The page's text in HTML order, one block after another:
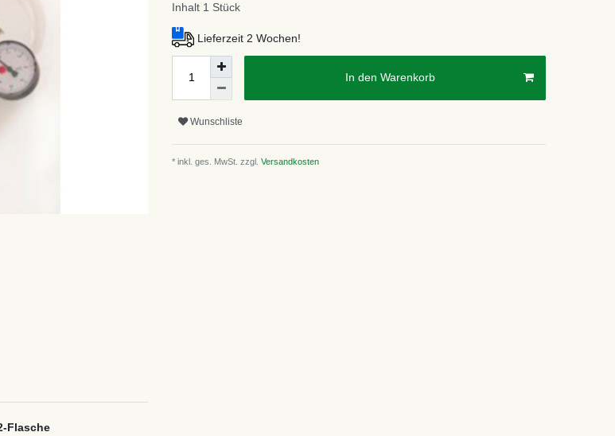
Inhalt 1 Stück
Lieferzeit 2 Wochen!
In den Warenkorb
Wunschliste
* inkl. ges. MwSt. zzgl. Versandkosten
Flasche